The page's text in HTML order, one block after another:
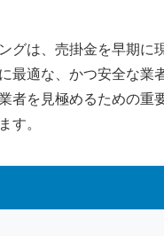
グは、売掛金を早期に
最適な、かつ安全な業
者を見極めるための重
す。